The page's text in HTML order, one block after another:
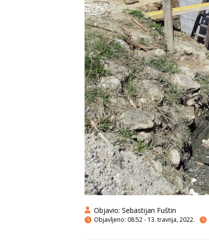
Objavio: Sebastijan Fuštin
Objavljeno: 08:52 - 13. travnja, 2022.